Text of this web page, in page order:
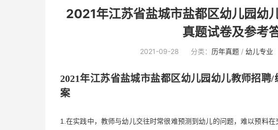
2021年江苏省盐城市盐都区幼儿园幼
真题试卷及参考
2021-09-28 分类： 历年真题/ 幼儿专业
2021年江苏省盐城市盐都区幼儿园幼儿教师招聘/
案
1.在实践中，教师与幼儿交往时常很难预测到幼儿的问题，难以预料